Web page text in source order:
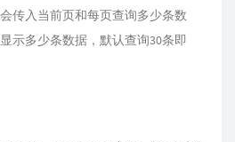
传入当前页和每页查询多少条数
示多少条数据，默认查询30条即